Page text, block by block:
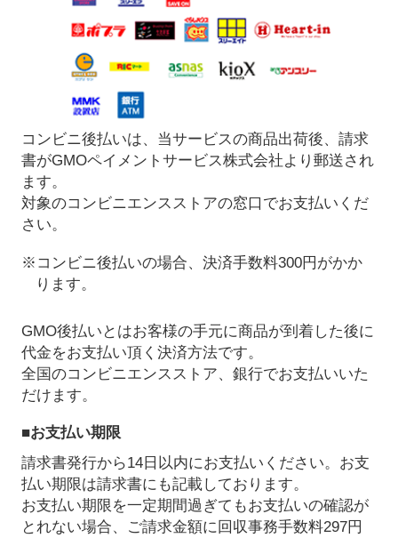
コンビニ後払いは、当サービスの商品出荷後、請求
書がGMOペイメントサービス株式会社より郵送され
ます。
対象のコンビニエンスストアの窓口でお支払いくだ
さい。
※コンビニ後払いの場合、決済手数料300円がかか
ります。
GMO後払いとはお客様の手元に商品が到着した後に
代金をお支払い頂く決済方法です。
全国のコンビニエンスストア、銀行でお支払いいた
だけます。
■お支払い期限
請求書発行から14日以内にお支払いください。お支
払い期限は請求書にも記載しております。
お支払い期限を一定期間過ぎてもお支払いの確認が
とれない場合、ご請求金額に回収事務手数料297円